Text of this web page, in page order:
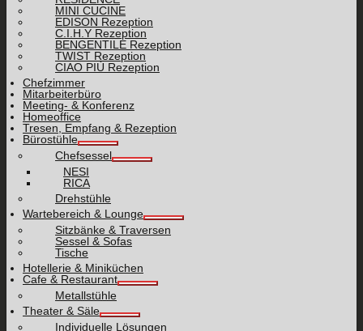
MINI CUCINE
EDISON Rezeption
C.I.H.Y Rezeption
BENGENTILE Rezeption
TWIST Rezeption
CIAO PIÙ Rezeption
Chefzimmer
Mitarbeiterbüro
Meeting- & Konferenz
Homeoffice
Tresen, Empfang & Rezeption
Bürostühle
Chefsessel
NESI
RICA
Drehstühle
Wartebereich & Lounge
Sitzbänke & Traversen
Sessel & Sofas
Tische
Hotellerie & Miniküchen
Cafe & Restaurant
Metallstühle
Theater & Säle
Individuelle Lösungen